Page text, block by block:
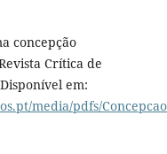
concepção
Crítica de
em:
media/pdfs/